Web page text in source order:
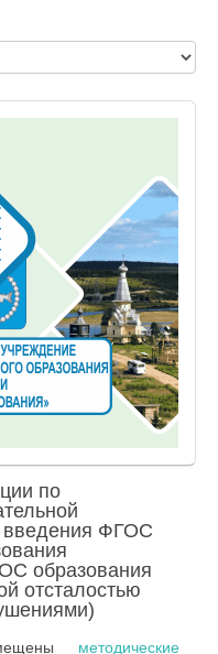
по
введения ФГОС
образования
отсталостью
методические